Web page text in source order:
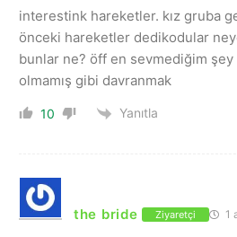
interestink hareketler. kız gruba
önceki hareketler dedikodular
bunlar ne? öff en sevmediğim
olmamış gibi davranmak
10 Yanıtla
the bride Ziyaretçi 1